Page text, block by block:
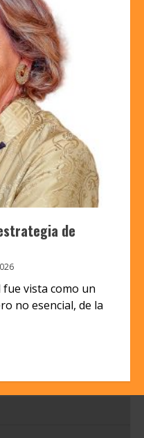
de
vista como un
no esencial, de la